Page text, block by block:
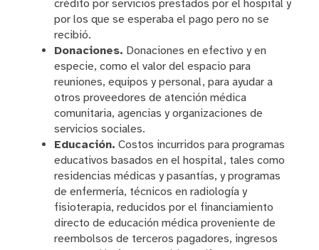
crédito por servicios prestados por el hospital y
por los que se esperaba el pago pero no se
recibió.
Donaciones. Donaciones en efectivo y en
especie, como el valor del espacio para
reuniones, equipos y personal, para ayudar a
otros proveedores de atención médica
comunitaria, agencias y organizaciones de
servicios sociales.
Educación. Costos incurridos para programas
educativos basados en el hospital, tales como
residencias médicas y pasantías, y programas
de enfermería, técnicos en radiología y
fisioterapia, reducidos por el financiamiento
directo de educación médica proveniente de
reembolsos de terceros pagadores, ingresos